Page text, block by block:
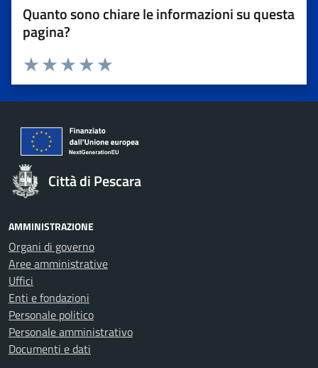
Quanto sono chiare le informazioni su questa
pagina?
Valuta 5 stelle su 5
Valuta 4 stelle su 5
Valuta 3 stelle su 5
Valuta 2 stelle su 5
Valuta 1 stelle su 5
Città di Pescara
AMMINISTRAZIONE
Organi di governo
Aree amministrative
Uffici
Enti e fondazioni
Personale politico
Personale amministrativo
Documenti e dati